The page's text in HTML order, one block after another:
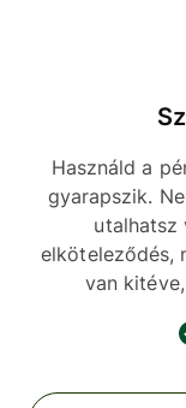
Használd a
gyarapszik.
utalhatsz
elköteleződés,
van